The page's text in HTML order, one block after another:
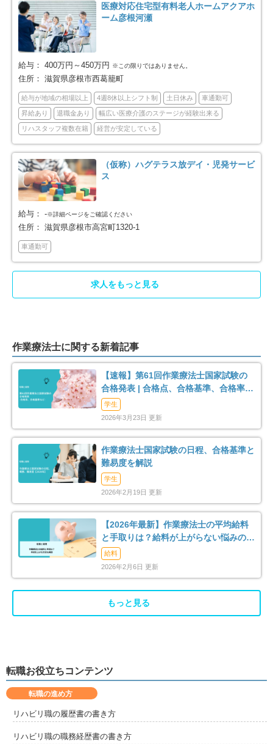
医療対応住宅型有料老人ホームアクアホ
ーム彦根河瀬
給与： 400万円～450万円 ※この限りではありません。
住所： 滋賀県彦根市西葛籠町
給与が地域の相場以上 4週8休以上シフト制 土日休み 車通勤可
昇給あり 退職金あり 幅広い医療介護のステージが経験出来る
リハスタッフ複数在籍 経営が安定している
（仮称）ハグテラス放デイ・児発サービ
ス
給与： -※詳細ページをご確認ください
住所： 滋賀県彦根市高宮町1320-1
車通勤可
求人をもっと見る
作業療法士に関する新着記事
【速報】第61回作業療法士国家試験の
合格発表 | 合格点、合格基準、合格率
（2026年）
学生
2026年3月23日 更新
作業療法士国家試験の日程、合格基準と
難易度を解説
学生
2026年2月19日 更新
【2026年最新】作業療法士の平均給料
と手取りは？給料が上がらない悩みの解
消法まで解説
給料
2026年2月6日 更新
もっと見る
転職お役立ちコンテンツ
転職の進め方
リハビリ職の履歴書の書き方
リハビリ職の職務経歴書の書き方